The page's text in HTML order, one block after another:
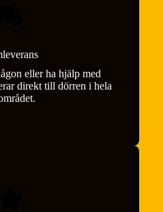
eller ha hjälp med
direkt till dörren i hela